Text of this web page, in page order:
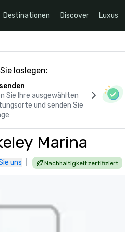
Destinationen Discover Luxus
loslegen:
Sie Ihre ausgewählten
und senden Sie
Marina
uns Nachhaltigkeit zertifiziert